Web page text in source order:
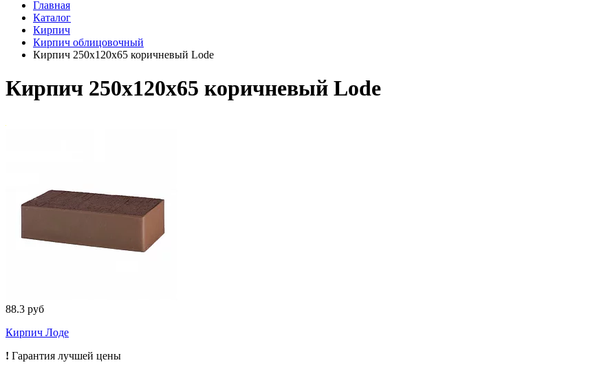
Главная
Каталог
Кирпич
Кирпич облицовочный
Кирпич 250x120x65 коричневый Lode
Кирпич 250x120x65 коричневый Lode
88.3 руб
Кирпич Лоде
! Гарантия лучшей цены